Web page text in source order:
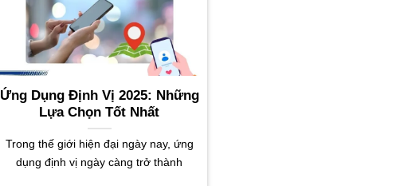
Ứng Dụng Định Vị 2025: Những
Lựa Chọn Tốt Nhất
Trong thế giới hiện đại ngày nay, ứng
dụng định vị ngày càng trở thành